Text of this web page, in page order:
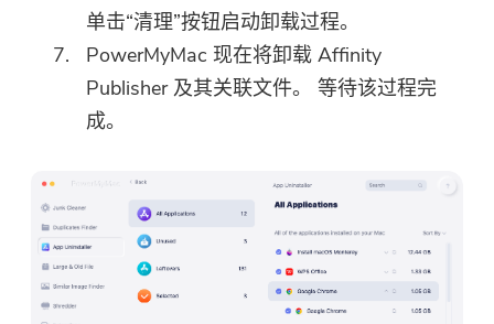
单击“清理”按钮启动卸载过程。
PowerMyMac 现在将卸载 Affinity
Publisher 及其关联文件。 等待该过程完
成。